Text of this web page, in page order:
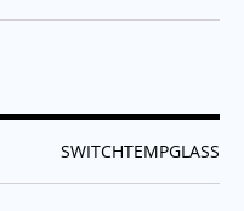
:SWITCHTEMPGLASS